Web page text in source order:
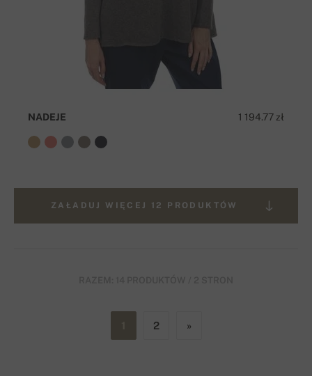
1 194.77 zł
NADEJE
ZAŁADUJ WIĘCEJ 12 PRODUKTÓW
2 »